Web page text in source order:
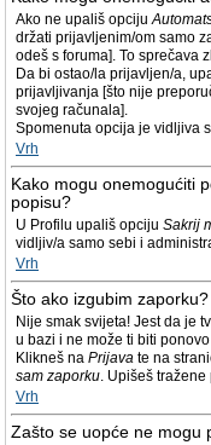
Ako ne upališ opciju
držati prijavljenim/om samo
odeš s foruma]. To sprečava
Da bi ostao/la prijavljen/a,
prijavljivanja [što nije
svojeg računala].
Spomenuta opcija je vidljiva
Vrh
Kako mogu onemogućiti
popisu?
U Profilu upališ opciju Sakrij
vidljiv/a samo sebi i
Vrh
Što ako izgubim zaporku?
Nije smak svijeta! Jest da je
u bazi i ne može ti biti
Klikneš na Prijava te na
sam zaporku. Upišeš
Vrh
Zašto se uopće ne mogu